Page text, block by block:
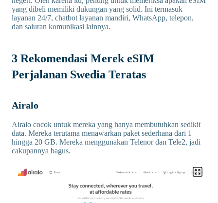
yang dibeli memiliki dukungan yang solid. Ini termasuk
layanan 24/7, chatbot layanan mandiri, WhatsApp, telepon,
dan saluran komunikasi lainnya.
3 Rekomendasi Merek eSIM
Perjalanan Swedia Teratas
Airalo
Airalo cocok untuk mereka yang hanya membutuhkan sedikit
data. Mereka terutama menawarkan paket sederhana dari 1
hingga 20 GB. Mereka menggunakan Telenor dan Tele2, jadi
cakupannya bagus.